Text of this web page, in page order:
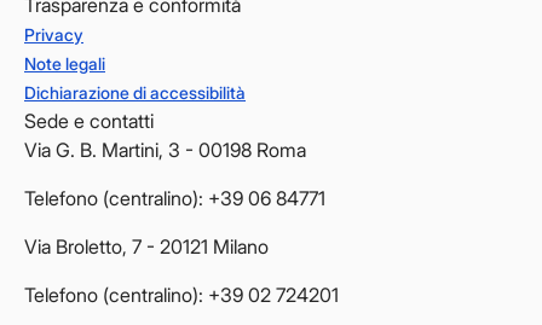
Privacy
Note legali
Dichiarazione di accessibilità
Sede e contatti
Via G. B. Martini, 3 - 00198 Roma
Telefono (centralino): +39 06 84771
Via Broletto, 7 - 20121 Milano
Telefono (centralino): +39 02 724201